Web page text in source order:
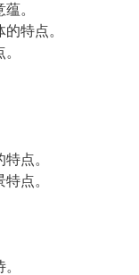
。
特点。
点。
点。